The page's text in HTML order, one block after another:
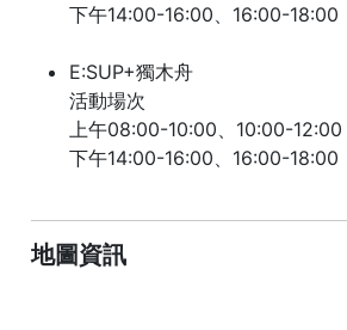
下午14:00-16:00、16:00-18:00
E:SUP+獨木舟
活動場次
上午08:00-10:00、10:00-12:00
下午14:00-16:00、16:00-18:00
地圖資訊